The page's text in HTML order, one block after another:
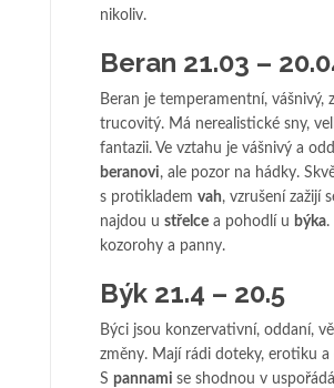
nikoliv.
Beran 21.03 –
Beran je temperamentní, vášnivý,
trucovitý. Má nerealistické sny,
fantazii. Ve vztahu je vášnivý a
beranovi, ale pozor na hádky.
s protikladem vah, vzrušení zažijí
najdou u střelce a pohodlí u býka.
kozorohy a panny.
Býk 21.4 – 20.5
Býci jsou konzervativní, oddaní,
změny. Mají rádi doteky, erotiku a
S pannami se shodnou v